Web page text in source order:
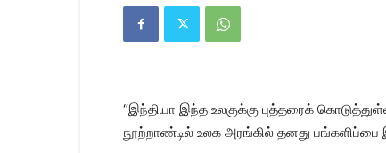
|
Kanyakumari
“இந்தியா இந்த உலகுக்கு புத்தரைக்
நூற்றாண்டில் உலக அரங்கில் தனது பங்களிப்பை